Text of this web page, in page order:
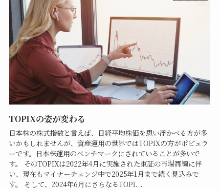
TOPIXの姿が変わる
日本株の株式指数と言えば、日経平均株価を思い浮かべる方が多
いかもしれませんが、資産運用の世界ではTOPIXの方がポピュラ
ーです。日本株運用のベンチマークにされていることが多いで
す。 そのTOPIXは2022年4月に実施された東証の市場再編に伴
い、現在もマイナーチェンジ中で2025年1月まで続く見込みで
す。 そして、2024年6月にさらなるTOPI...